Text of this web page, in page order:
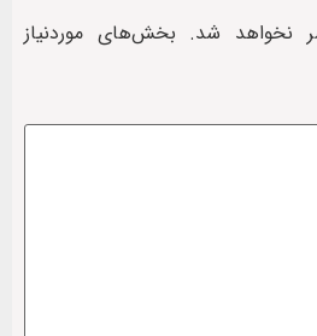
نخواهد شد. بخش‌های موردنیاز